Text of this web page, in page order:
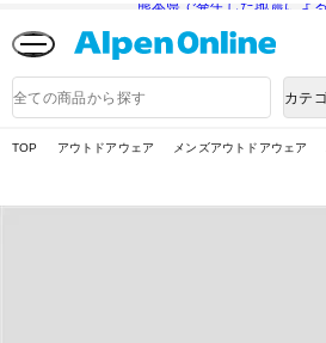
熊本県で発生した地震によ
品
検
カテ
TOP アウトドアウェア メンズアウトドアウェア